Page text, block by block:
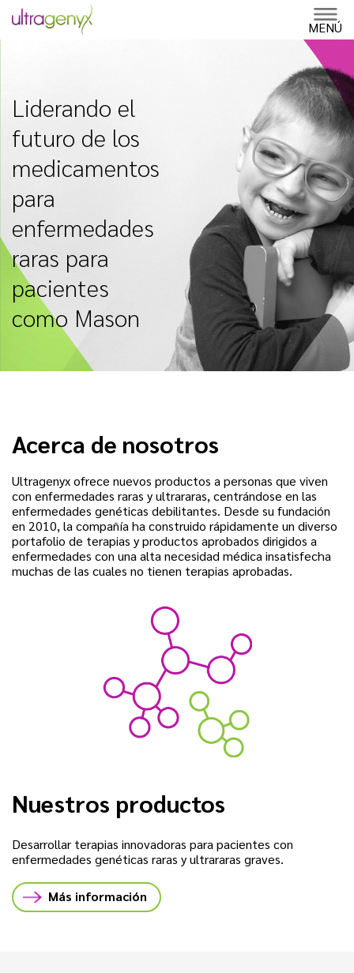
Skip
content
MENÚ
Liderando el
futuro de los
medicamentos
para
enfermedades
raras para
pacientes
como Mason
Acerca de nosotros
Ultragenyx ofrece nuevos productos a personas que viven
con enfermedades raras y ultrararas, centrándose en las
enfermedades genéticas debilitantes. Desde su fundación
en 2010, la compañía ha construido rápidamente un diverso
portafolio de terapias y productos aprobados dirigidos a
enfermedades con una alta necesidad médica insatisfecha
muchas de las cuales no tienen terapias aprobadas.
Nuestros productos
Desarrollar terapias innovadoras para pacientes con
enfermedades genéticas raras y ultrararas graves.
Más información